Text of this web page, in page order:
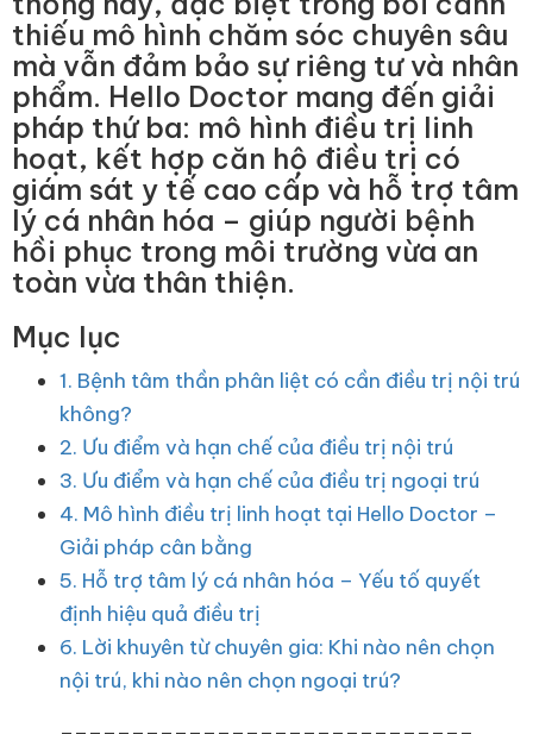
thiếu mô hình chăm sóc chuyên sâu
mà vẫn đảm bảo sự riêng tư và nhân
phẩm. Hello Doctor mang đến giải
pháp thứ ba: mô hình điều trị linh
hoạt, kết hợp căn hộ điều trị có
giám sát y tế cao cấp và hỗ trợ tâm
lý cá nhân hóa – giúp người bệnh
hồi phục trong môi trường vừa an
toàn vừa thân thiện.
Mục lục
1. Bệnh tâm thần phân liệt có cần điều trị nội trú
không?
2. Ưu điểm và hạn chế của điều trị nội trú
3. Ưu điểm và hạn chế của điều trị ngoại trú
4. Mô hình điều trị linh hoạt tại Hello Doctor –
Giải pháp cân bằng
5. Hỗ trợ tâm lý cá nhân hóa – Yếu tố quyết
định hiệu quả điều trị
6. Lời khuyên từ chuyên gia: Khi nào nên chọn
nội trú, khi nào nên chọn ngoại trú?